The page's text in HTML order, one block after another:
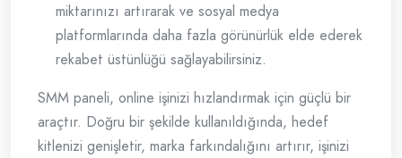
miktarınızı artırarak ve sosyal medya
platformlarında daha fazla görünürlük elde ederek
rekabet üstünlüğü sağlayabilirsiniz.
SMM paneli, online işinizi hızlandırmak için güçlü bir
araçtır. Doğru bir şekilde kullanıldığında, hedef
kitlenizi genişletir, marka farkındalığını artırır, işinizi